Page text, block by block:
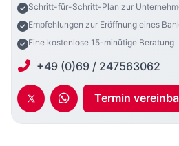
Schritt-für-Schritt-Plan zur
Empfehlungen zur Eröffnung eines
Eine kostenlose 15-minütige Beratung
+49 (0)69 / 247563062
Termin